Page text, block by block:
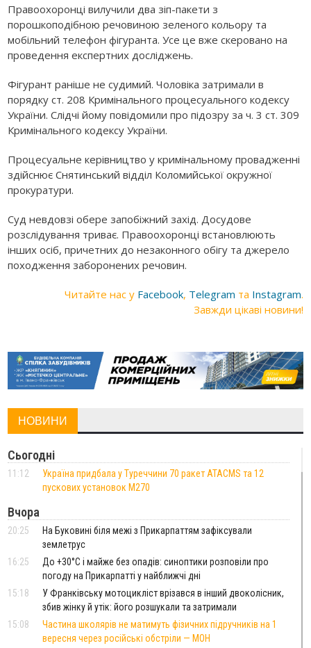
Правоохоронці вилучили два зіп-пакети з
порошкоподібною речовиною зеленого кольору та
мобільний телефон фігуранта. Усе це вже скеровано на
проведення експертних досліджень.
Фігурант раніше не судимий. Чоловіка затримали в
порядку ст. 208 Кримінального процесуального кодексу
України. Слідчі йому повідомили про підозру за ч. 3 ст. 309
Кримінального кодексу України.
Процесуальне керівництво у кримінальному провадженні
здійснює Снятинський відділ Коломийської окружної
прокуратури.
Суд невдовзі обере запобіжний захід. Досудове
розслідування триває. Правоохоронці встановлюють
інших осіб, причетних до незаконного обігу та джерело
походження заборонених речовин.
Читайте нас у Facebook, Telegram та Instagram.
Завжди цікаві новини!
НОВИНИ
Сьогодні
11:12
Україна придбала у Туреччини 70 ракет ATACMS та 12
пускових установок M270
Вчора
20:25
На Буковині біля межі з Прикарпаттям зафіксували
землетрус
16:25
До +30°C і майже без опадів: синоптики розповіли про
погоду на Прикарпатті у найближчі дні
15:18
У Франківську мотоцикліст врізався в інший двоколісник,
збив жінку й утік: його розшукали та затримали
15:08
Частина школярів не матимуть фізичних підручників на 1
вересня через російські обстріли — МОН